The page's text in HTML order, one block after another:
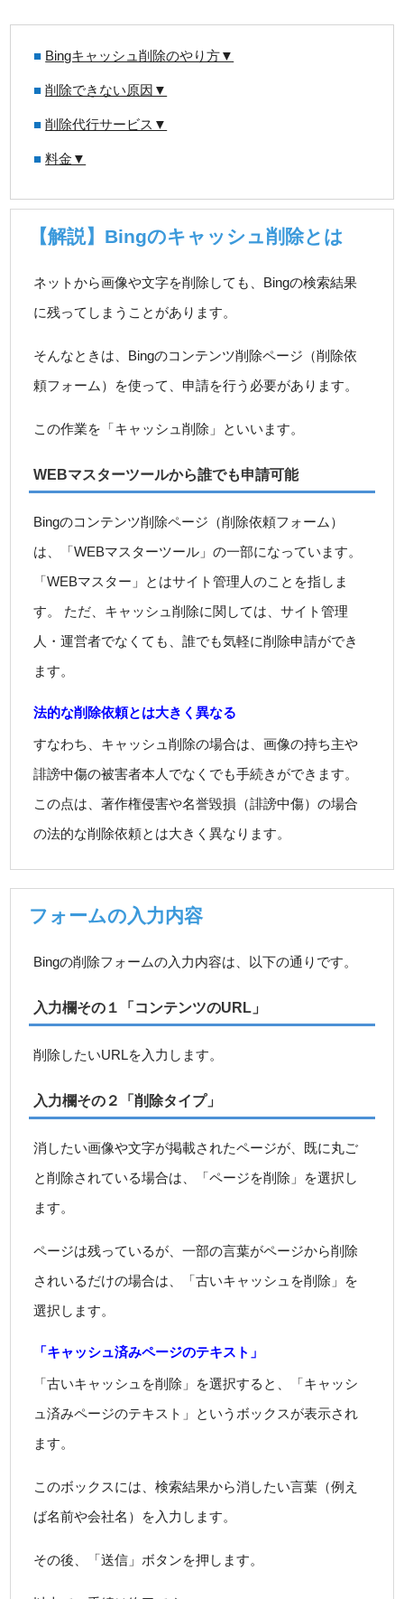
■ Bingキャッシュ削除のやり方▼
■削除できない原因▼
■削除代行サービス▼
■料金▼
【解説】Bingのキャッシュ削除とは
ネットから画像や文字を削除しても、Bingの検索結果
に残ってしまうことがあります。
そんなときは、Bingのコンテンツ削除ページ（削除依
頼フォーム）を使って、申請を行う必要があります。
この作業を「キャッシュ削除」といいます。
WEBマスターツールから誰でも申請可能
Bingのコンテンツ削除ページ（削除依頼フォーム）
は、「WEBマスターツール」の一部になっています。
「WEBマスター」とはサイト管理人のことを指しま
す。 ただ、キャッシュ削除に関しては、サイト管理
人・運営者でなくても、誰でも気軽に削除申請ができ
ます。
法的な削除依頼とは大きく異なる
すなわち、キャッシュ削除の場合は、画像の持ち主や
誹謗中傷の被害者本人でなくでも手続きができます。
この点は、著作権侵害や名誉毀損（誹謗中傷）の場合
の法的な削除依頼とは大きく異なります。
フォームの入力内容
Bingの削除フォームの入力内容は、以下の通りです。
入力欄その１「コンテンツのURL」
削除したいURLを入力します。
入力欄その２「削除タイプ」
消したい画像や文字が掲載されたページが、既に丸ご
と削除されている場合は、「ページを削除」を選択し
ます。
ページは残っているが、一部の言葉がページから削除
されいるだけの場合は、「古いキャッシュを削除」を
選択します。
「キャッシュ済みページのテキスト」
「古いキャッシュを削除」を選択すると、「キャッシ
ュ済みページのテキスト」というボックスが表示され
ます。
このボックスには、検索結果から消したい言葉（例え
ば名前や会社名）を入力します。
その後、「送信」ボタンを押します。